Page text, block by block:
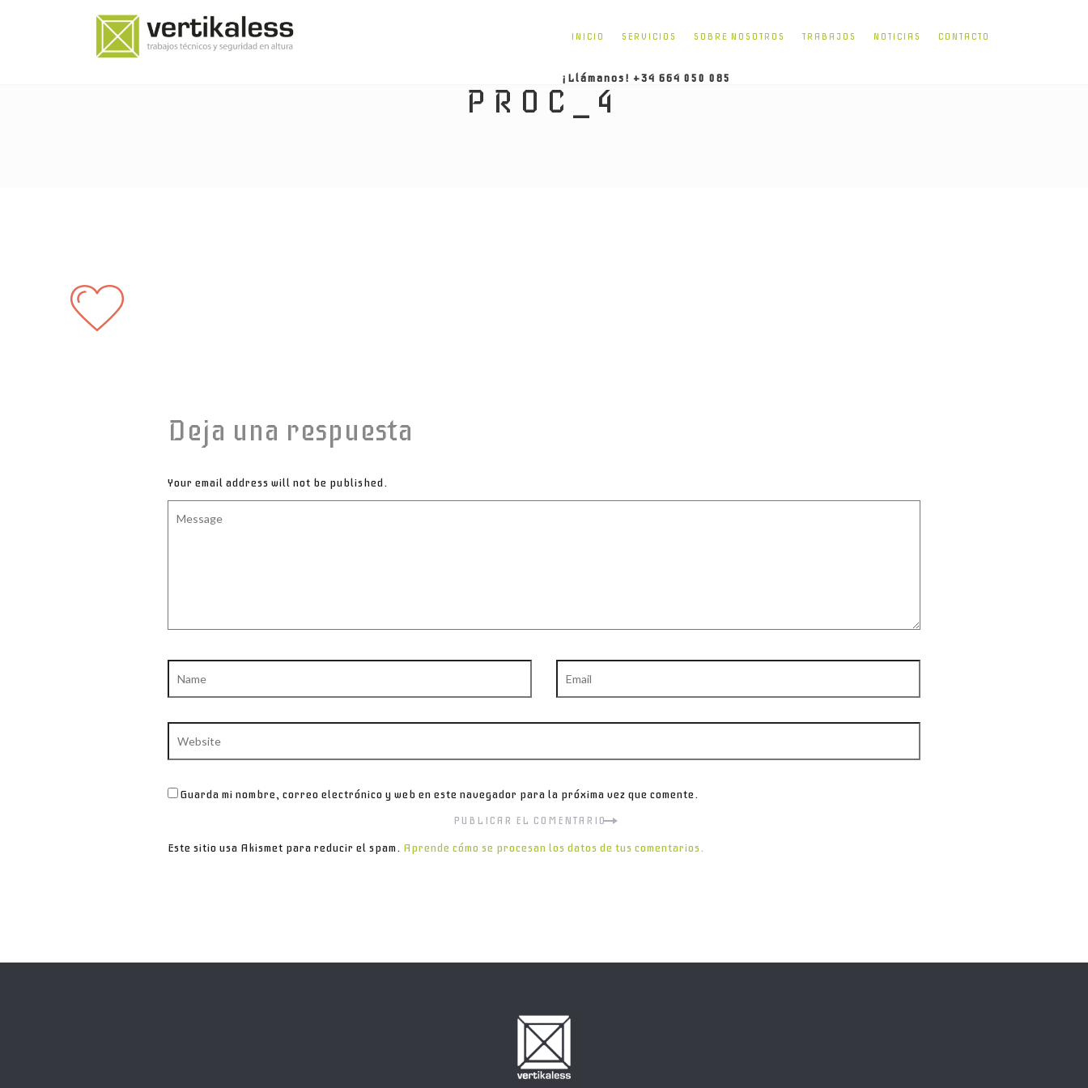
INICIO SERVICIOS SOBRE NOSOTROS TRABAJOS NOTICIAS CONTACTO
¡Llámanos! +34 664 050 085
PROC_4
Deja una respuesta
Your email address will not be published.
Guarda mi nombre, correo electrónico y web en este navegador para la próxima vez que comente.
Este sitio usa Akismet para reducir el spam. Aprende cómo se procesan los datos de tus comentarios.